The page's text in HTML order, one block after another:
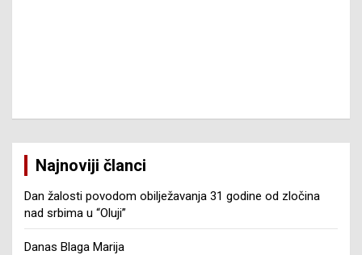
Najnoviji članci
Dan žalosti povodom obilježavanja 31 godine od zločina
nad srbima u “Oluji”
Danas Blaga Marija